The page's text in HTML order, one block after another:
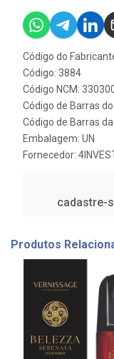
Código do
Código: 3884
Código NCM:
Código de Barras
Código de Barras
Embalagem: UN
Fornecedor:
cadastre-
Produtos